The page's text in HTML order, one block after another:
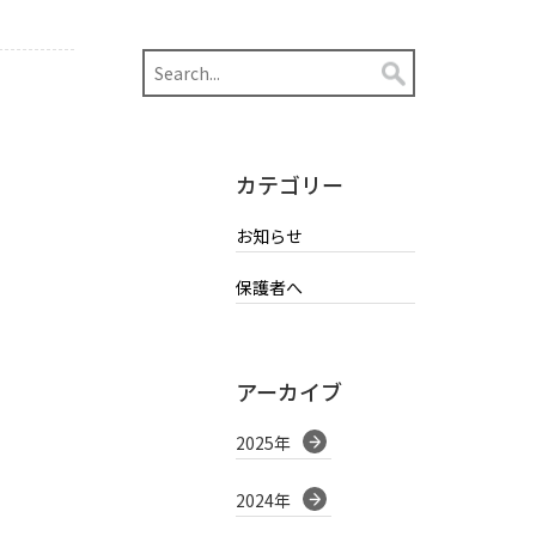
カテゴリー
お知らせ
保護者へ
アーカイブ
2025年
2024年